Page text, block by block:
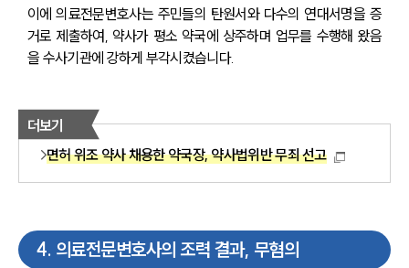
사례분석/최신동향
법률정보
법률지식인
고객후기
업무분야
분야별
법률상담전문변호사
이에 의료전문변호사는 주민들의 탄원서와 다수의 연대서명을 증
거로 제출하여, 약사가 평소 약국에 상주하며 업무를 수행해 왔음
을 수사기관에 강하게 부각시켰습니다.
더보기
면허 위조 약사 채용한 약국장, 약사법위반 무죄 선고
4. 의료전문변호사의 조력 결과, 무혐의